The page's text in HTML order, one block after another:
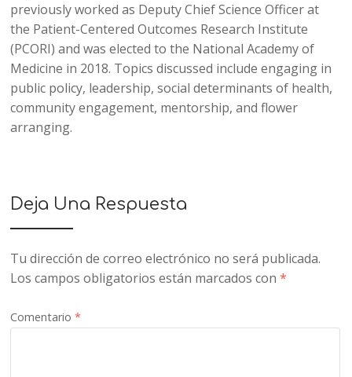
previously worked as Deputy Chief Science Officer at
the Patient-Centered Outcomes Research Institute
(PCORI) and was elected to the National Academy of
Medicine in 2018. Topics discussed include engaging in
public policy, leadership, social determinants of health,
community engagement, mentorship, and flower
arranging.
Deja Una Respuesta
Tu dirección de correo electrónico no será publicada.
Los campos obligatorios están marcados con*
Comentario*